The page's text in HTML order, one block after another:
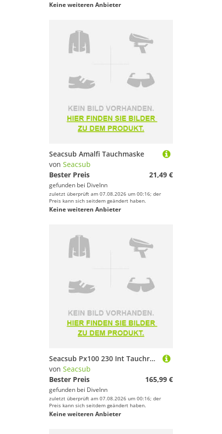
Keine weiteren Anbieter
Seacsub Amalfi Tauchmaske
von Seacsub
Bester Preis
21,49 €
gefunden bei DiveInn
zuletzt überprüft am 07.08.2026 um 00:16; der
Preis kann sich seitdem geändert haben.
Keine weiteren Anbieter
Seacsub Px100 230 Int Tauchregler-set
von Seacsub
Bester Preis
165,99 €
gefunden bei DiveInn
zuletzt überprüft am 07.08.2026 um 00:16; der
Preis kann sich seitdem geändert haben.
Keine weiteren Anbieter